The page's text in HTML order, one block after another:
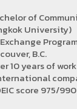
of
University)
Exchange
B.C.
10 years of
score 975/990